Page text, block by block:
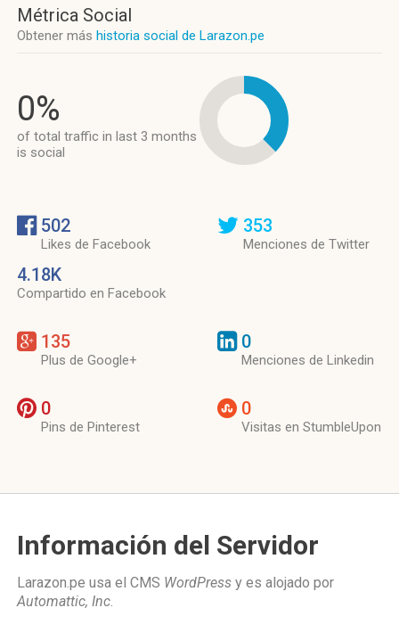
Métrica Social
Obtener más historia social de Larazon.pe
0%
of total traffic in last 3 months
is social
502
Likes de Facebook
4.18K
Compartido en Facebook
353
Menciones de Twitter
135
Plus de Google+
0
Menciones de Linkedin
0
Pins de Pinterest
0
Visitas en StumbleUpon
Información del Servidor
Larazon.pe usa el CMS WordPress y es alojado por
Automattic, Inc.